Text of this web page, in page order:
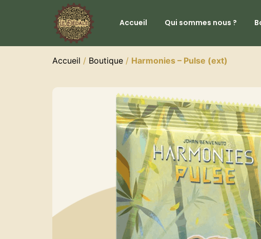
Accueil Qui sommes nous ?
Accueil / Boutique / Harmonies – Pulse (ext)